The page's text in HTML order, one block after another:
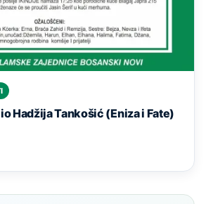
Hadžija Tankošić (Eniza i Fate)